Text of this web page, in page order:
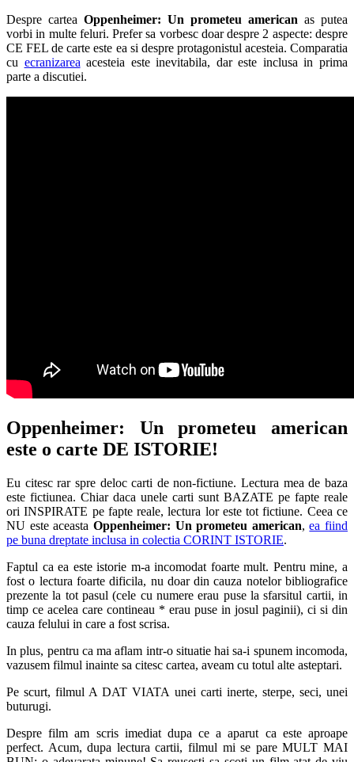
Despre cartea Oppenheimer: Un prometeu american as putea
vorbi in multe feluri. Prefer sa vorbesc doar despre 2 aspecte: despre
CE FEL de carte este ea si despre protagonistul acesteia. Comparatia
cu ecranizarea acesteia este inevitabila, dar este inclusa in prima
parte a discutiei.
Oppenheimer: Un prometeu american
este o carte DE ISTORIE!
Eu citesc rar spre deloc carti de non-fictiune. Lectura mea de baza
este fictiunea. Chiar daca unele carti sunt BAZATE pe fapte reale
ori INSPIRATE pe fapte reale, lectura lor este tot fictiune. Ceea ce
NU este aceasta Oppenheimer: Un prometeu american,ea fiind
pe buna dreptate inclusa in colectia CORINT ISTORIE.
Faptul ca ea este istorie m-a incomodat foarte mult. Pentru mine, a
fost o lectura foarte dificila, nu doar din cauza notelor bibliografice
prezente la tot pasul (cele cu numere erau puse la sfarsitul cartii, in
timp ce acelea care contineau * erau puse in josul paginii), ci si din
cauza felului in care a fost scrisa.
In plus, pentru ca ma aflam intr-o situatie hai sa-i spunem incomoda,
vazusem filmul inainte sa citesc cartea, aveam cu totul alte asteptari.
Pe scurt, filmul A DAT VIATA unei carti inerte, sterpe, seci, unei
buturugi.
Despre film am scris imediat dupa ce a aparut ca este aproape
perfect. Acum, dupa lectura cartii, filmul mi se pare MULT MAI